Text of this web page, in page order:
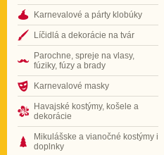
Karnevalové a párty klobúky
Líčidlá a dekorácie na tvár
Parochne, spreje na vlasy,
fúziky, fúzy a brady
Karnevalové masky
Havajské kostýmy, košele a
dekorácie
Mikulášske a vianočné kostýmy i
doplnky